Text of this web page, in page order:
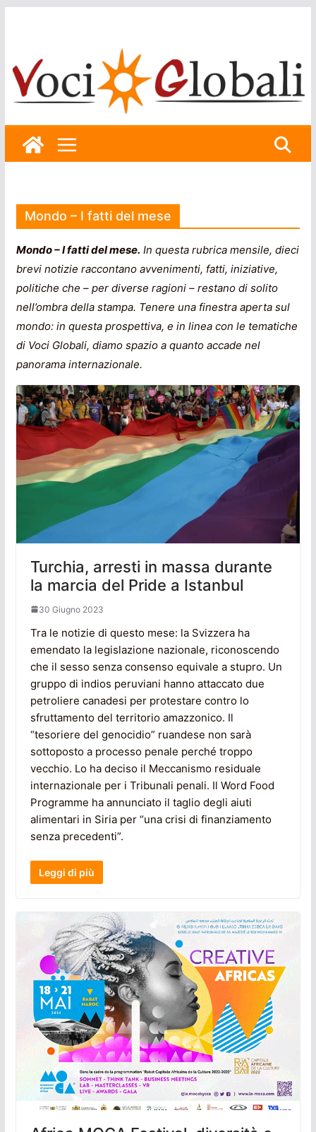
Mondo – I fatti del mese
Mondo – I fatti del mese. In questa rubrica mensile, dieci
brevi notizie raccontano avvenimenti, fatti, iniziative,
politiche che – per diverse ragioni – restano di solito
nell’ombra della stampa. Tenere una finestra aperta sul
mondo: in questa prospettiva, e in linea con le tematiche
di Voci Globali, diamo spazio a quanto accade nel
panorama internazionale.
Turchia, arresti in massa durante
la marcia del Pride a Istanbul
30 Giugno 2023
Tra le notizie di questo mese: la Svizzera ha
emendato la legislazione nazionale, riconoscendo
che il sesso senza consenso equivale a stupro. Un
gruppo di indios peruviani hanno attaccato due
petroliere canadesi per protestare contro lo
sfruttamento del territorio amazzonico. Il
“tesoriere del genocidio” ruandese non sarà
sottoposto a processo penale perché troppo
vecchio. Lo ha deciso il Meccanismo residuale
internazionale per i Tribunali penali. Il Word Food
Programme ha annunciato il taglio degli aiuti
alimentari in Siria per “una crisi di finanziamento
senza precedenti”.
Leggi di più